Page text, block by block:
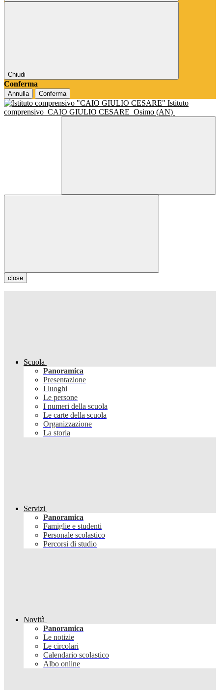
Chiudi
Conferma
Annulla Conferma
Istituto
comprensivo CAIO GIULIO CESARE Osimo (AN)
close
Scuola
Panoramica
Presentazione
I luoghi
Le persone
I numeri della scuola
Le carte della scuola
Organizzazione
La storia
Servizi
Panoramica
Famiglie e studenti
Personale scolastico
Percorsi di studio
Novità
Panoramica
Le notizie
Le circolari
Calendario scolastico
Albo online